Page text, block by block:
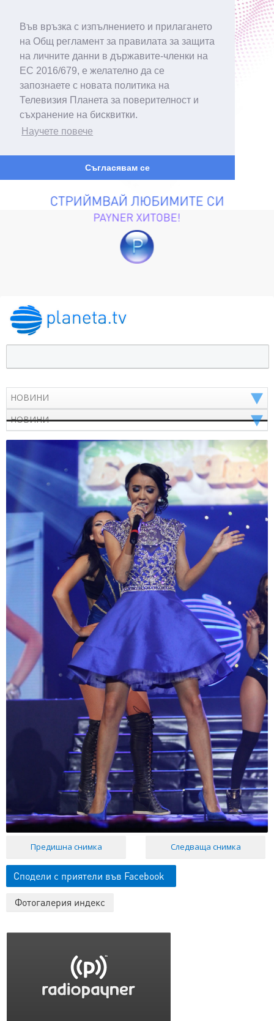
Във връзка с изпълнението и прилагането
на Общ регламент за правилата за защита
на личните данни в държавите-членки на
ЕС 2016/679, е желателно да се
запознаете с новата политика на
Телевизия Планета за поверителност и
съхранение на бисквитки.
Научете повече
Съгласявам се
Предишна снимка Следваща снимка
Сподели с приятели във Facebook
Фотогалерия индекс